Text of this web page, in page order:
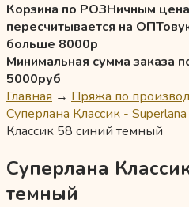
Корзина по РОЗНичным
пересчитывается на
больше 8000р
Минимальная сумма заказа
5000руб
Главная → Пряжа по
Суперлана Классик - Superlana
Классик 58 синий темный
Суперлана
темный